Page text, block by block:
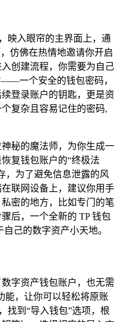
映入眼帘的主界面上，通
仿佛在热情地邀请你开启
创建流程，你需要为自己
一个安全的钱包密码，
登录账户的钥匙，更是资
复杂且容易记住的密码,
秘的魔法师，为你生成一
复钱包账户的“终极法
，为了避免信息泄露的风
联网设备上，建议你用手
密的地方，比如专门的笔
后，一个全新的 TP 钱包
己的数字资产小天地。
字资产钱包账户，也无需
能，让你可以轻松将原账
找到“导入钱包”选项，根